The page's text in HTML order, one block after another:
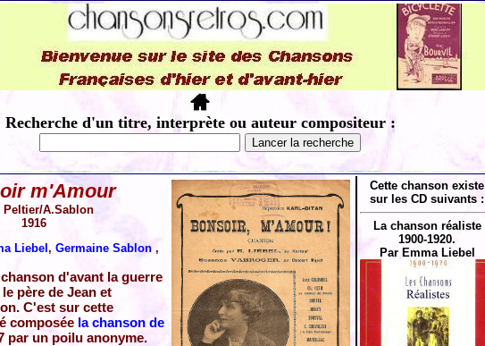
Recherche d'un titre, interprète ou auteur compositeur :
m'Amour
Peltier/A.Sablon
1916
Liebel , Germaine Sablon ,
d'avant la guerre
père de Jean et
C'est sur cette
composée la chanson de
par un poilu anonyme.
Cette chanson existe
sur les CD suivants :
La chanson réaliste
1900-1920.
Par Emma Liebel